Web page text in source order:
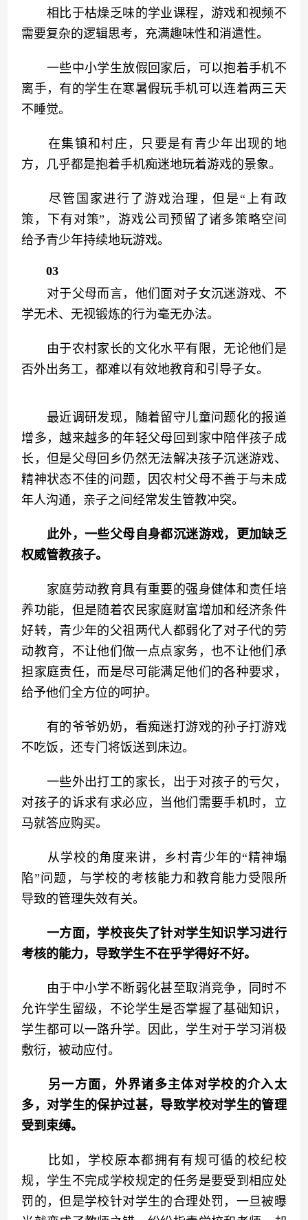
相比于枯燥乏味的学业课程，游戏和视频不
需要复杂的逻辑思考，充满趣味性和消遣性。
一些中小学生放假回家后，可以抱着手机不
离手，有的学生在寒暑假玩手机可以连着两三天
不睡觉。
在集镇和村庄，只要是有青少年出现的地
方，几乎都是抱着手机痴迷地玩着游戏的景象。
尽管国家进行了游戏治理，但是“上有政
策，下有对策”，游戏公司预留了诸多策略空间
给予青少年持续地玩游戏。
03
对于父母而言，他们面对子女沉迷游戏、不
学无术、无视锻炼的行为毫无办法。
由于农村家长的文化水平有限，无论他们是
否外出务工，都难以有效地教育和引导子女。
最近调研发现，随着留守儿童问题化的报道
增多，越来越多的年轻父母回到家中陪伴孩子成
长，但是父母回乡仍然无法解决孩子沉迷游戏、
精神状态不佳的问题，因农村父母不善于与未成
年人沟通，亲子之间经常发生管教冲突。
此外，一些父母自身都沉迷游戏，更加缺乏
权威管教孩子。
家庭劳动教育具有重要的强身健体和责任培
养功能，但是随着农民家庭财富增加和经济条件
好转，青少年的父祖两代人都弱化了对子代的劳
动教育，不让他们做一点点家务，也不让他们承
担家庭责任，而是尽可能满足他们的各种要求，
给予他们全方位的呵护。
有的爷爷奶奶，看痴迷打游戏的孙子打游戏
不吃饭，还专门将饭送到床边。
一些外出打工的家长，出于对孩子的亏欠，
对孩子的诉求有求必应，当他们需要手机时，立
马就答应购买。
从学校的角度来讲，乡村青少年的“精神塌
陷”问题，与学校的考核能力和教育能力受限所
导致的管理失效有关。
一方面，学校丧失了针对学生知识学习进行
考核的能力，导致学生不在乎学得好不好。
由于中小学不断弱化甚至取消竞争，同时不
允许学生留级，不论学生是否掌握了基础知识，
学生都可以一路升学。因此，学生对于学习消极
敷衍，被动应付。
另一方面，外界诸多主体对学校的介入太
多，对学生的保护过甚，导致学校对学生的管理
受到束缚。
比如，学校原本都拥有有规可循的校纪校
规，学生不完成学校规定的任务是要受到相应处
罚的，但是学校针对学生的合理处罚，一旦被曝